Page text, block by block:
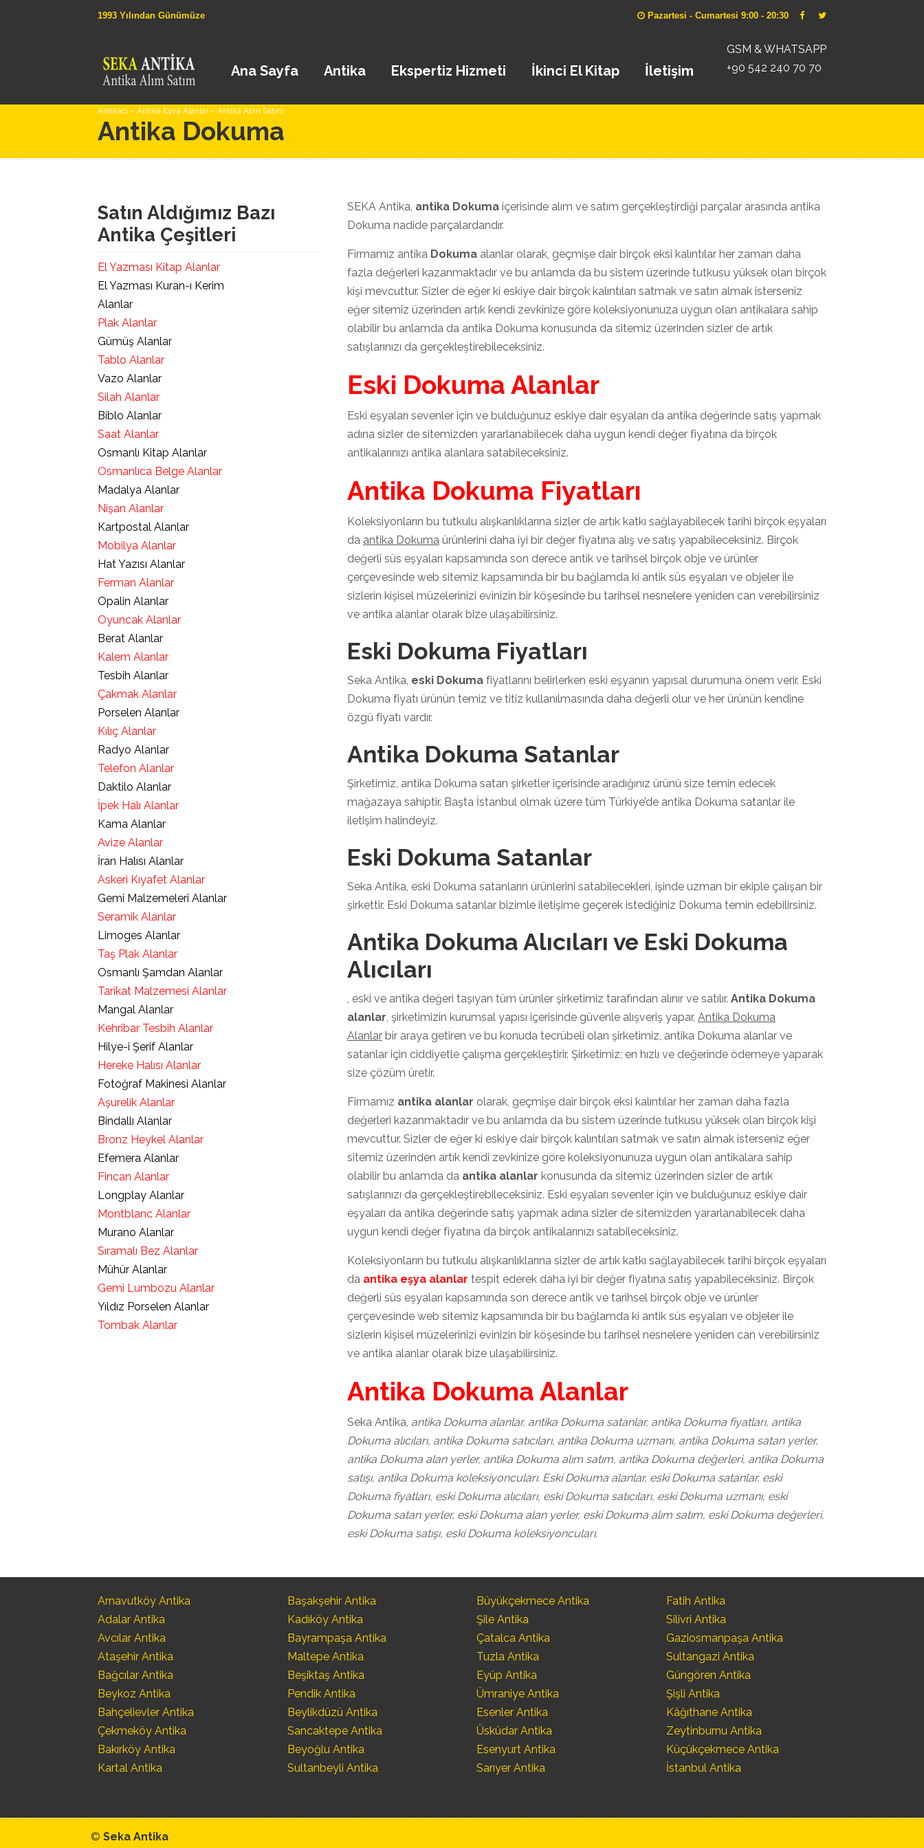
1993 Yılından Günümüze Pazartesi - Cumartesi 9:00 - 20:30
Antikacı – Antika Eşya Alanlar – Antika Alım Satım
GSM & WHATSAPP
+90 542 240 70 70
Ana Sayfa Antika Ekspertiz Hizmeti İkinci El Kitap İletişim
Antika Dokuma
SEKA Antika, antika Dokuma içerisinde alım ve satım gerçekleştirdiği parçalar arasında antika
Dokuma nadide parçalardandır.
Firmamız antika Dokuma alanlar olarak, geçmişe dair birçok eksi kalıntılar her zaman daha
fazla değerleri kazanmaktadır ve bu anlamda da bu sistem üzerinde tutkusu yüksek olan birçok
kişi mevcuttur. Sizler de eğer ki eskiye dair birçok kalıntıları satmak ve satın almak isterseniz
eğer sitemiz üzerinden artık kendi zevkinize göre koleksiyonunuza uygun olan antikalara sahip
olabilir bu anlamda da antika Dokuma konusunda da sitemiz üzerinden sizler de artık
satışlarınızı da gerçekleştirebileceksiniz.
Eski Dokuma Alanlar
Eski eşyaları sevenler için ve bulduğunuz eskiye dair eşyaları da antika değerinde satış yapmak
adına sizler de sitemizden yararlanabilecek daha uygun kendi değer fiyatına da birçok
antikalarınızı antika alanlara satabileceksiniz.
Antika Dokuma Fiyatları
Koleksiyonların bu tutkulu alışkanlıklarına sizler de artık katkı sağlayabilecek tarihi birçok eşyaları
da antika Dokuma ürünlerini daha iyi bir değer fiyatına alış ve satış yapabileceksiniz. Birçok
değerli süs eşyaları kapsamında son derece antik ve tarihsel birçok obje ve ürünler
çerçevesinde web sitemiz kapsamında bir bu bağlamda ki antik süs eşyaları ve objeler ile
sizlerin kişisel müzelerinizi evinizin bir köşesinde bu tarihsel nesnelere yeniden can verebilirsiniz
ve antika alanlar olarak bize ulaşabilirsiniz.
Eski Dokuma Fiyatları
Seka Antika, eski Dokuma fiyatlarını belirlerken eski eşyanın yapısal durumuna önem verir. Eski
Dokuma fiyatı ürünün temiz ve titiz kullanılmasında daha değerli olur ve her ürünün kendine
özgü fiyatı vardır.
Antika Dokuma Satanlar
Şirketimiz, antika Dokuma satan şirketler içerisinde aradığınız ürünü size temin edecek
mağazaya sahiptir. Başta İstanbul olmak üzere tüm Türkiye’de antika Dokuma satanlar ile
iletişim halindeyiz.
Eski Dokuma Satanlar
Seka Antika, eski Dokuma satanların ürünlerini satabilecekleri, işinde uzman bir ekiple çalışan bir
şirkettir. Eski Dokuma satanlar bizimle iletişime geçerek istediğiniz Dokuma temin edebilirsiniz.
Antika Dokuma Alıcıları ve Eski Dokuma
Alıcıları
, eski ve antika değeri taşıyan tüm ürünler şirketimiz tarafından alınır ve satılır. Antika Dokuma
alanlar, şirketimizin kurumsal yapısı içerisinde güvenle alışveriş yapar, Antika Dokuma
Alanlar bir araya getiren ve bu konuda tecrübeli olan şirketimiz, antika Dokuma alanlar ve
satanlar için ciddiyetle çalışma gerçekleştirir. Şirketimiz; en hızlı ve değerinde ödemeye yaparak
size çözüm üretir.
Firmamız antika alanlar olarak, geçmişe dair birçok eksi kalıntılar her zaman daha fazla
değerleri kazanmaktadır ve bu anlamda da bu sistem üzerinde tutkusu yüksek olan birçok kişi
mevcuttur. Sizler de eğer ki eskiye dair birçok kalıntıları satmak ve satın almak isterseniz eğer
sitemiz üzerinden artık kendi zevkinize göre koleksiyonunuza uygun olan antikalara sahip
olabilir bu anlamda da antika alanlar konusunda da sitemiz üzerinden sizler de artık
satışlarınızı da gerçekleştirebileceksiniz. Eski eşyaları sevenler için ve bulduğunuz eskiye dair
eşyaları da antika değerinde satış yapmak adına sizler de sitemizden yararlanabilecek daha
uygun kendi değer fiyatına da birçok antikalarınızı satabileceksiniz.
Koleksiyonların bu tutkulu alışkanlıklarına sizler de artık katkı sağlayabilecek tarihi birçok eşyaları
da antika eşya alanlar tespit ederek daha iyi bir değer fiyatına satış yapabileceksiniz. Birçok
değerli süs eşyaları kapsamında son derece antik ve tarihsel birçok obje ve ürünler
çerçevesinde web sitemiz kapsamında bir bu bağlamda ki antik süs eşyaları ve objeler ile
sizlerin kişisel müzelerinizi evinizin bir köşesinde bu tarihsel nesnelere yeniden can verebilirsiniz
ve antika alanlar olarak bize ulaşabilirsiniz.
Antika Dokuma Alanlar
Seka Antika, antika Dokuma alanlar, antika Dokuma satanlar, antika Dokuma fiyatları, antika
Dokuma alıcıları, antika Dokuma satıcıları, antika Dokuma uzmanı, antika Dokuma satan yerler,
antika Dokuma alan yerler, antika Dokuma alım satım, antika Dokuma değerleri, antika Dokuma
satışı, antika Dokuma koleksiyoncuları. Eski Dokuma alanlar, eski Dokuma satanlar, eski
Dokuma fiyatları, eski Dokuma alıcıları, eski Dokuma satıcıları, eski Dokuma uzmanı, eski
Dokuma satan yerler, eski Dokuma alan yerler, eski Dokuma alım satım, eski Dokuma değerleri,
eski Dokuma satışı, eski Dokuma koleksiyoncuları.
Satın Aldığımız Bazı
Antika Çeşitleri
El Yazması Kitap Alanlar
El Yazması Kuran-ı Kerim
Alanlar
Plak Alanlar
Gümüş Alanlar
Tablo Alanlar
Vazo Alanlar
Silah Alanlar
Biblo Alanlar
Saat Alanlar
Osmanlı Kitap Alanlar
Osmanlıca Belge Alanlar
Madalya Alanlar
Nişan Alanlar
Kartpostal Alanlar
Mobilya Alanlar
Hat Yazısı Alanlar
Ferman Alanlar
Opalin Alanlar
Oyuncak Alanlar
Berat Alanlar
Kalem Alanlar
Tesbih Alanlar
Çakmak Alanlar
Porselen Alanlar
Kılıç Alanlar
Radyo Alanlar
Telefon Alanlar
Daktilo Alanlar
İpek Halı Alanlar
Kama Alanlar
Avize Alanlar
İran Halısı Alanlar
Askeri Kıyafet Alanlar
Gemi Malzemeleri Alanlar
Seramik Alanlar
Limoges Alanlar
Taş Plak Alanlar
Osmanlı Şamdan Alanlar
Tarikat Malzemesi Alanlar
Mangal Alanlar
Kehribar Tesbih Alanlar
Hilye-i Şerif Alanlar
Hereke Halısı Alanlar
Fotoğraf Makinesi Alanlar
Aşurelik Alanlar
Bindallı Alanlar
Bronz Heykel Alanlar
Efemera Alanlar
Fincan Alanlar
Longplay Alanlar
Montblanc Alanlar
Murano Alanlar
Sıramalı Bez Alanlar
Mühür Alanlar
Gemi Lumbozu Alanlar
Yıldız Porselen Alanlar
Tombak Alanlar
Arnavutköy Antika
Adalar Antika
Avcılar Antika
Ataşehir Antika
Bağcılar Antika
Beykoz Antika
Bahçelievler Antika
Çekmeköy Antika
Bakırköy Antika
Kartal Antika
Başakşehir Antika
Kadıköy Antika
Bayrampaşa Antika
Maltepe Antika
Beşiktaş Antika
Pendik Antika
Beylikdüzü Antika
Sancaktepe Antika
Beyoğlu Antika
Sultanbeyli Antika
Büyükçekmece Antika
Şile Antika
Çatalca Antika
Tuzla Antika
Eyüp Antika
Ümraniye Antika
Esenler Antika
Üsküdar Antika
Esenyurt Antika
Sarıyer Antika
Fatih Antika
Silivri Antika
Gaziosmanpaşa Antika
Sultangazi Antika
Güngören Antika
Şişli Antika
Kâğıthane Antika
Zeytinburnu Antika
Küçükçekmece Antika
İstanbul Antika
© Seka Antika